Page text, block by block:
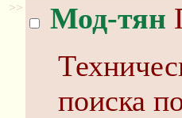
>> Мод-тян
поиска